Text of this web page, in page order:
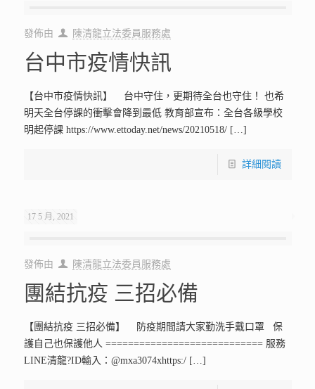
發佈由 陳清龍立法委員服務處
台中市疫情快訊
【台中市疫情快訊】 台中守住，更期待全台也守住！ 也希
明天全台停課的衝擊會降到最低 教育部宣布：全台各級學校
明起停課 https://www.ettoday.net/news/20210518/[…]
詳細閱讀
17 5 月, 2021
發佈由 陳清龍立法委員服務處
團結抗疫 三招必備
【團結抗疫 三招必備】 防疫期間請大家勤洗手戴口罩 保
護自己也保護他人 ============================ 服務
LINE清龍?ID輸入：@mxa3074xhttps:/[…]